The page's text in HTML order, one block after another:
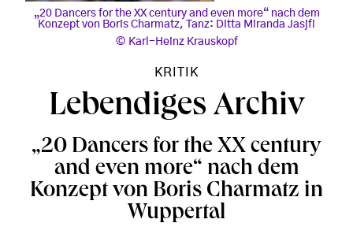
„20 Dancers for the XX century and even more“ nach dem
Konzept von Boris Charmatz, Tanz: Ditta Miranda Jasjfi
Karl-Heinz Krauskopf
KRITIK
Lebendiges Archiv
„20 Dancers for the XX century
and even more“ nach dem
Konzept von Boris Charmatz in
Wuppertal